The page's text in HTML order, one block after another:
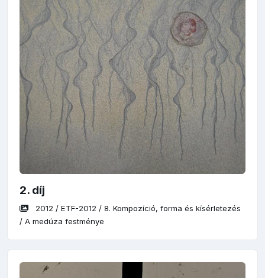
2. díj
2012 / ETF-2012 / 8. Kompozíció, forma és kísérletezés
/ A medúza festménye